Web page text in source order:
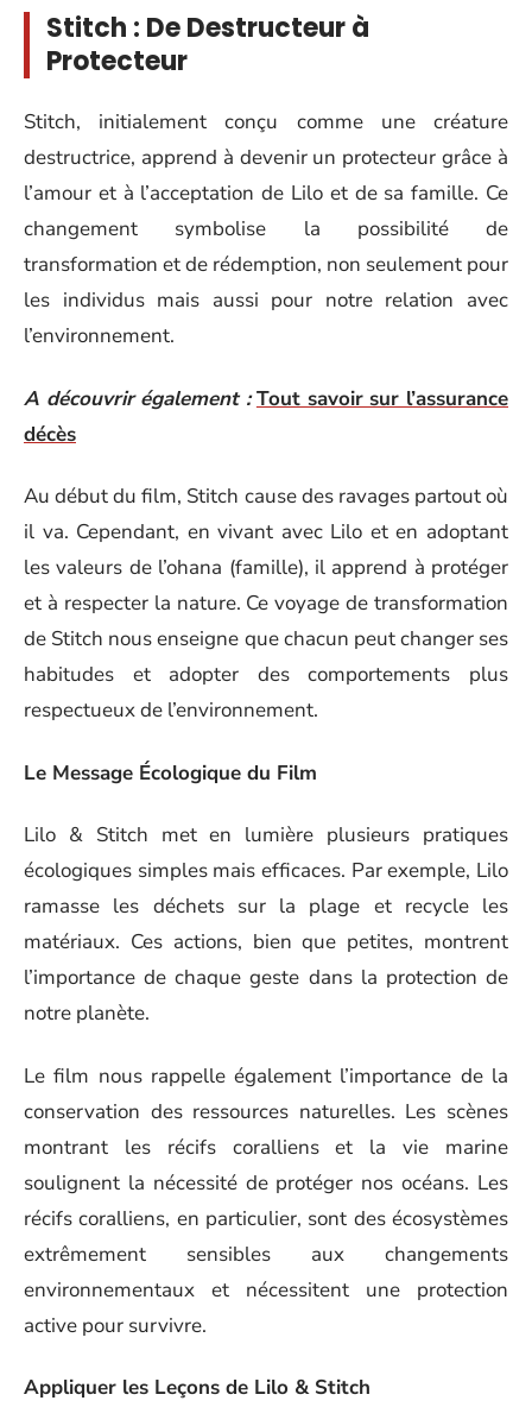
Stitch : De Destructeur à
Protecteur
Stitch, initialement conçu comme une créature
destructrice, apprend à devenir un protecteur grâce à
l’amour et à l’acceptation de Lilo et de sa famille. Ce
changement symbolise la possibilité de
transformation et de rédemption, non seulement pour
les individus mais aussi pour notre relation avec
l’environnement.
A découvrir également : Tout savoir sur l’assurance
décès
Au début du film, Stitch cause des ravages partout où
il va. Cependant, en vivant avec Lilo et en adoptant
les valeurs de l’ohana (famille), il apprend à protéger
et à respecter la nature. Ce voyage de transformation
de Stitch nous enseigne que chacun peut changer ses
habitudes et adopter des comportements plus
respectueux de l’environnement.
Le Message Écologique du Film
Lilo & Stitch met en lumière plusieurs pratiques
écologiques simples mais efficaces. Par exemple, Lilo
ramasse les déchets sur la plage et recycle les
matériaux. Ces actions, bien que petites, montrent
l’importance de chaque geste dans la protection de
notre planète.
Le film nous rappelle également l’importance de la
conservation des ressources naturelles. Les scènes
montrant les récifs coralliens et la vie marine
soulignent la nécessité de protéger nos océans. Les
récifs coralliens, en particulier, sont des écosystèmes
extrêmement sensibles aux changements
environnementaux et nécessitent une protection
active pour survivre.
Appliquer les Leçons de Lilo & Stitch